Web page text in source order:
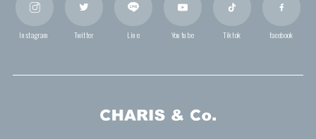
Instagram Twitter Line Youtube Tiktok facebook